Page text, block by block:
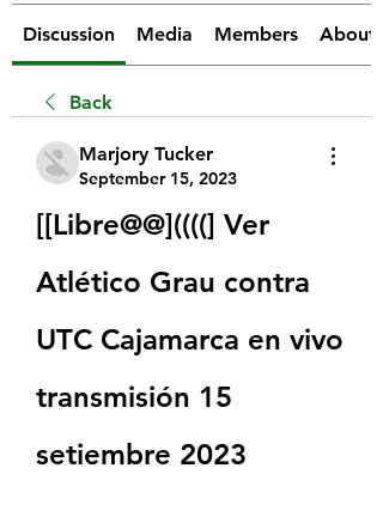
Discussion Media Members About
Back
Marjory Tucker
September 15, 2023
[[Libre@@]((((] Ver
Atlético Grau contra
UTC Cajamarca en vivo
transmisión 15
setiembre 2023